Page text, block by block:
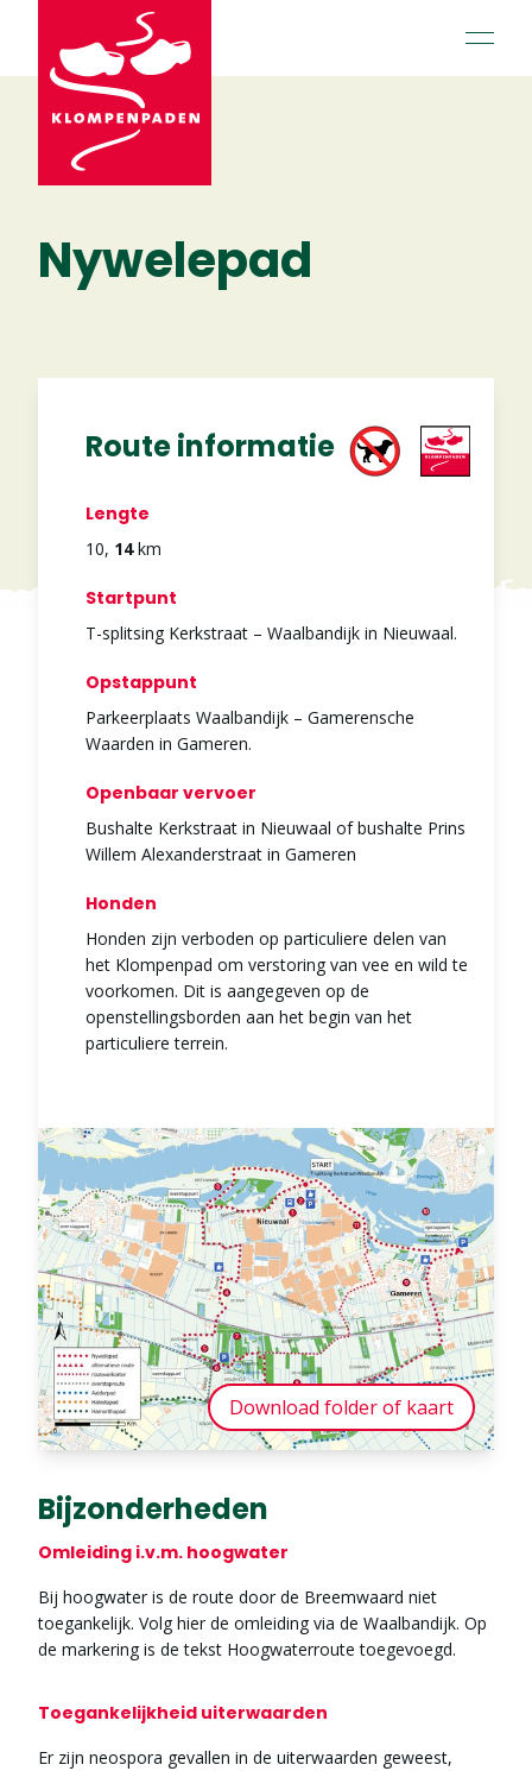
open
Nywelepad
Download folder of kaart
Route informatie
Lengte
10, 14km
Startpunt
T-splitsing Kerkstraat – Waalbandijk in Nieuwaal.
Opstappunt
Parkeerplaats Waalbandijk – Gamerensche
Waarden in Gameren.
Openbaar vervoer
Bushalte Kerkstraat in Nieuwaal of bushalte Prins
Willem Alexanderstraat in Gameren
Honden
Honden zijn verboden op particuliere delen van
het Klompenpad om verstoring van vee en wild te
voorkomen. Dit is aangegeven op de
openstellingsborden aan het begin van het
particuliere terrein.
Bijzonderheden
Omleiding i.v.m. hoogwater
Bij hoogwater is de route door de Breemwaard niet
toegankelijk. Volg hier de omleiding via de Waalbandijk. Op
de markering is de tekst Hoogwaterroute toegevoegd.
Toegankelijkheid uiterwaarden
Er zijn neospora gevallen in de uiterwaarden geweest,